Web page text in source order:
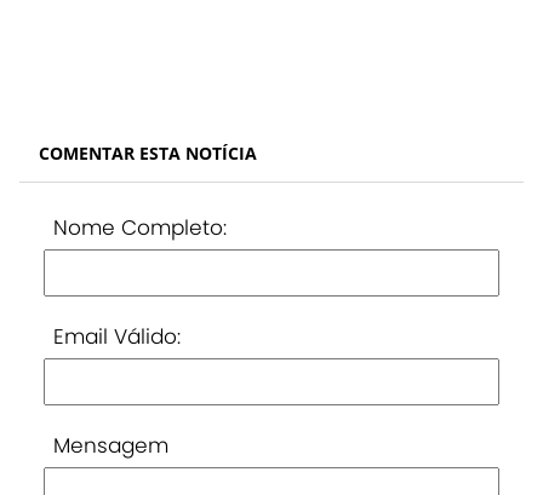
COMENTAR ESTA NOTÍCIA
Nome Completo:
Email Válido:
Mensagem